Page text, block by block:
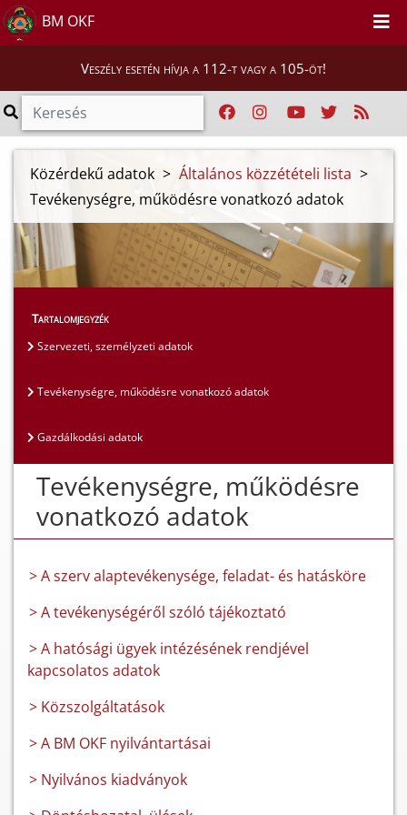
BM OKF
Veszély esetén hívja a 112-t vagy a 105-öt!
Közérdekű adatok > Általános közzétételi lista >
Tevékenységre, működésre vonatkozó adatok
Tartalomjegyzék
Szervezeti, személyzeti adatok
Tevékenységre, működésre vonatkozó adatok
Gazdálkodási adatok
Tevékenységre, működésre
vonatkozó adatok
> A szerv alaptevékenysége, feladat- és hatásköre
> A tevékenységéről szóló tájékoztató
> A hatósági ügyek intézésének rendjével
kapcsolatos adatok
> Közszolgáltatások
> A BM OKF nyilvántartásai
> Nyilvános kiadványok